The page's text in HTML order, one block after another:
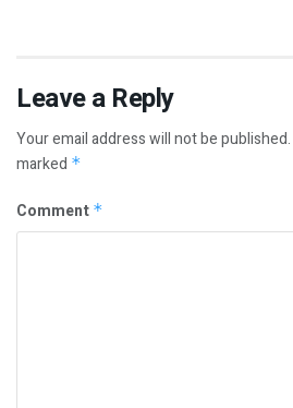
Leave a Reply
Your email address will not be published.
marked *
Comment *